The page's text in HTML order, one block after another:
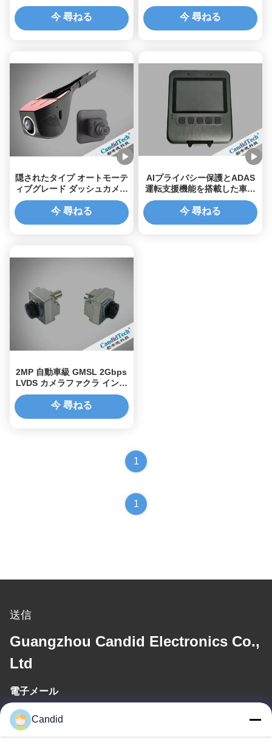
録画DVR画像ソリューション
今 尋ねる
ントビューの記録
今 尋ねる
隠されたタイプ オートモーテ
ィブグレード ダッシュカメラ
フロントとリア ダブルレコー
ディング 1080P OEM
今 尋ねる
AIプライバシー保護とADAS
運転支援機能を搭載した車両
用4KウルトラHDドライブレ
コーダー
今 尋ねる
2MP 自動車級 GMSL 2Gbps
LVDS カメラファクラ インタ
ーフェース
今 尋ねる
1
1
送信
Guangzhou Candid Electronics Co.,
Ltd
電子メール
sales2@candidelectronics.com
Candid